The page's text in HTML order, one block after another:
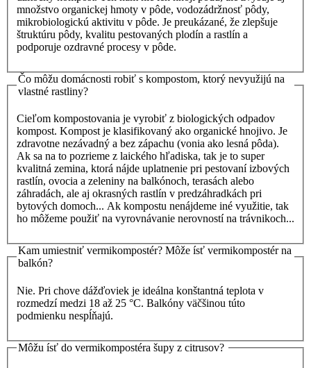
množstvo organickej hmoty v pôde, vodozádržnosť pôdy,
mikrobiologickú aktivitu v pôde. Je preukázané, že zlepšuje
štruktúru pôdy, kvalitu pestovaných plodín a rastlín a
podporuje ozdravné procesy v pôde.
Čo môžu domácnosti robiť s kompostom, ktorý nevyužijú na
vlastné rastliny?
Cieľom kompostovania je vyrobiť z biologických odpadov
kompost. Kompost je klasifikovaný ako organické hnojivo. Je
zdravotne nezávadný a bez zápachu (vonia ako lesná pôda).
Ak sa na to pozrieme z laického hľadiska, tak je to super
kvalitná zemina, ktorá nájde uplatnenie pri pestovaní izbových
rastlín, ovocia a zeleniny na balkónoch, terasách alebo
záhradách, ale aj okrasných rastlín v predzáhradkách pri
bytových domoch... Ak kompostu nenájdeme iné využitie, tak
ho môžeme použiť na vyrovnávanie nerovností na trávnikoch...
Kam umiestniť vermikompostér? Môže ísť vermikompostér na
balkón?
Nie. Pri chove dážďoviek je ideálna konštantná teplota v
rozmedzí medzi 18 až 25 °C. Balkóny väčšinou túto
podmienku nespĺňajú.
Môžu ísť do vermikompostéra šupy z citrusov?